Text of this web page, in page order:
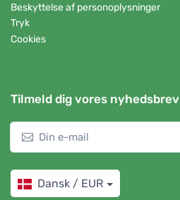
Beskyttelse af personoplysninger
Tryk
Cookies
Tilmeld dig vores nyhedsbrev
Dansk / EUR